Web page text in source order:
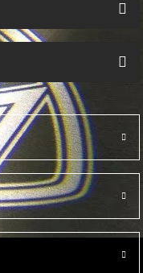
ve diğer
formunu kullanarak